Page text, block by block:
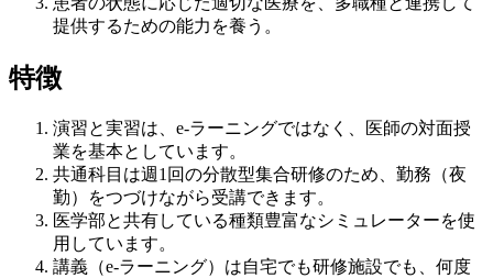
提供するための能力を養う。
特徴
演習と実習は、e-ラーニングではなく、医師の対面授
業を基本としています。
共通科目は週1回の分散型集合研修のため、勤務（夜
勤）をつづけながら受講できます。
医学部と共有している種類豊富なシミュレーターを使
用しています。
講義（e-ラーニング）は自宅でも研修施設でも、何度